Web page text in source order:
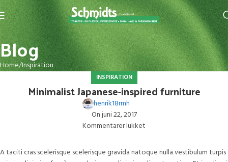
Blog
Home Inspiration
INSPIRATION
Minimalist Japanese-inspired furniture
henrik18rmh
On juni 22, 2017
Kommentarer lukket
A taciti cras scelerisque scelerisque gravida natoque nulla vestibulum turpis